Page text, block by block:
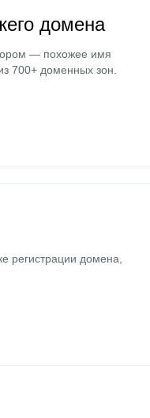
домена
— похожее имя
700+ доменных зон.
регистрации домена,